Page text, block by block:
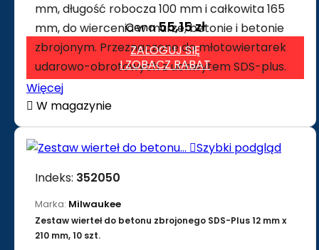
mm, długość robocza 100 mm i całkowita 165
mm, do wiercenia w murze, betonie i betonie
zbrojonym. Przeznaczone do młotowiertarek
udarowo-obrotowych z uchwytem SDS-plus.
Cena55,15 zł
ZALOGUJ SIĘ
I ZOBACZ RABAT
Więcej
 W magazynie
Szybki podgląd
Indeks: 352050
Marka: Milwaukee
Zestaw wierteł do betonu zbrojonego SDS-Plus 12 mm x
210 mm, 10 szt.